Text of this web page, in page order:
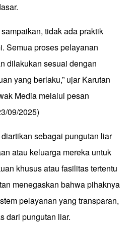
tidak ada praktik
Semua proses pelayanan
dilakukan sesuai dengan
yang berlaku,” ujar Karutan
Media melalui pesan
09/2025)
diartikan sebagai pungutan liar
atau keluarga mereka untuk
khusus atau fasilitas tertentu
menegaskan bahwa pihaknya
pelayanan yang transparan,
dari pungutan liar.